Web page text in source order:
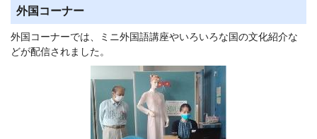
外国コーナー
外国コーナーでは、ミニ外国語講座やいろいろな国の文化紹介な
どが配信されました。